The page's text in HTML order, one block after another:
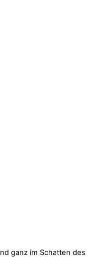
ganz im Schatten des